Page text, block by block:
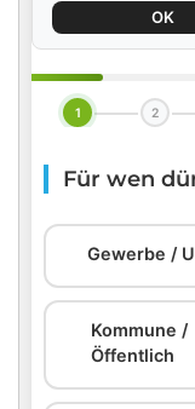
OK
1 2
Für wen
Gewerbe /
Kommune /
Öffentlich